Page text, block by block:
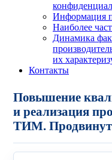
Информация
Наиболее
Динамика
их
Контакты
Повышение
и реализация
ТИМ.